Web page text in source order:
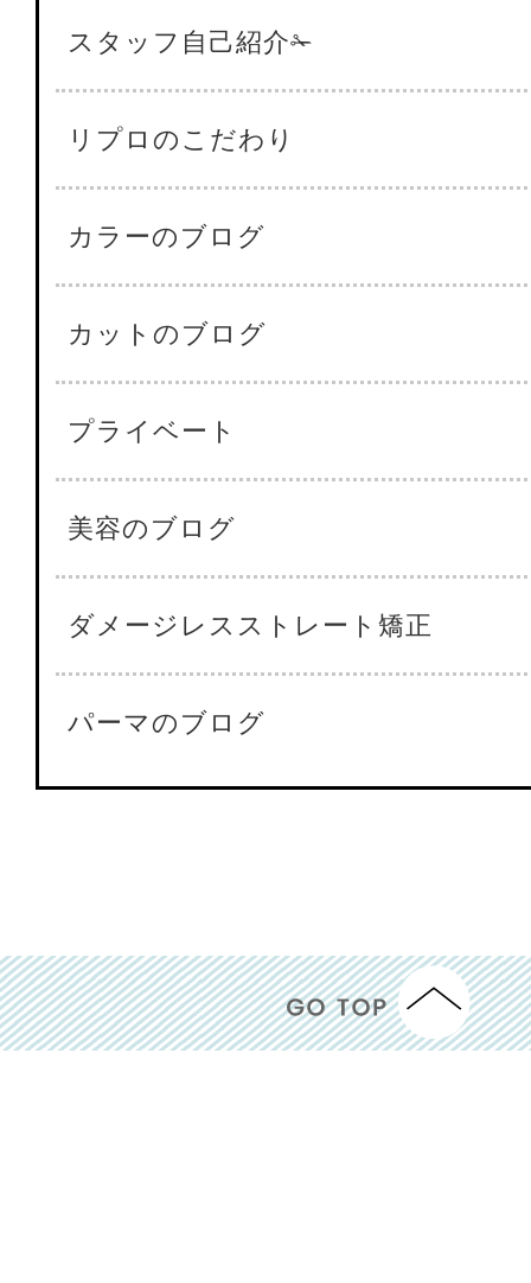
スタッフ自己紹介✁
リプロのこだわり
カラーのブログ
カットのブログ
プライベート
美容のブログ
ダメージレスストレート矯正
パーマのブログ